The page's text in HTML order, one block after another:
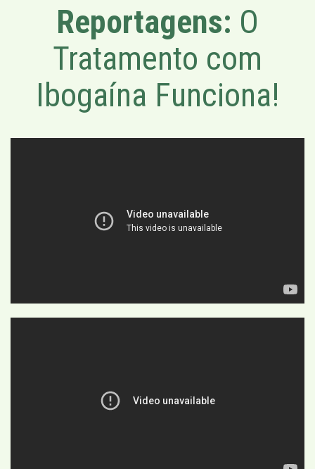
Reportagens: O
Tratamento com
Ibogaína Funciona!